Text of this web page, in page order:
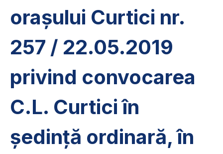
orașului Curtici nr.
257 / 22.05.2019
privind convocarea
C.L. Curtici în
ședință ordinară, în